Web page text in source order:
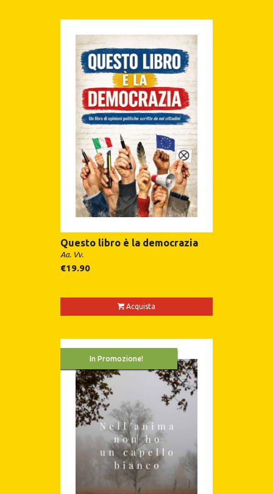
Questo libro è la democrazia
Aa. Vv.
€19.90
Acquista
In Promozione!